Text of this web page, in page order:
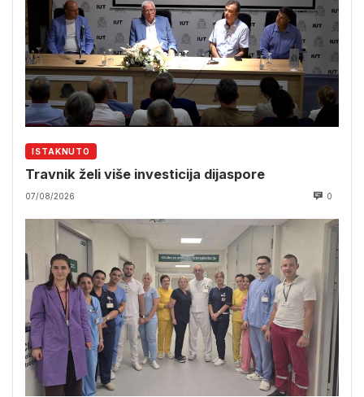
ISTAKNUTO
Travnik želi više investicija dijaspore
07/08/2026 0